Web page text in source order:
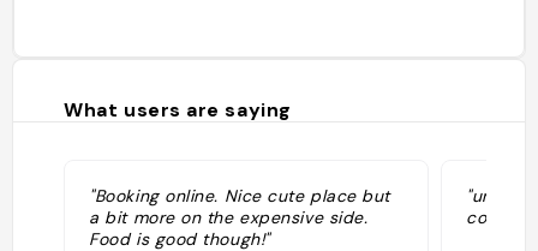
What users are saying
"Booking online. Nice cute place but
a bit more on the expensive side.
Food is good though!"
"un po’